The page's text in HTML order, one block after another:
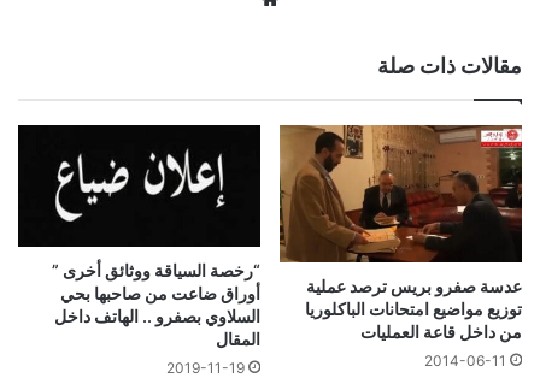
مقالات ذات صلة
عدسة صفرو بريس ترصد عملية
توزيع مواضيع امتحانات الباكلوريا
من داخل قاعة العمليات
2014-06-11
“رخصة السياقة ووثائق أخرى ”
أوراق ضاعت من صاحبها بحي
السلاوي بصفرو .. الهاتف داخل
المقال
2019-11-19